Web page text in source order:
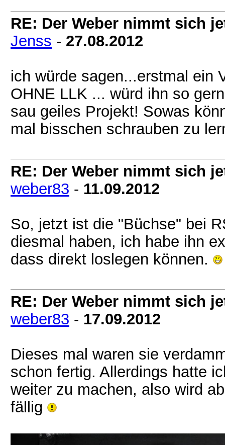
RE: Der Weber nimmt sich
Jenss - 27.08.2012
ich würde sagen...erstmal ein
OHNE LLK ... würd ihn so
sau geiles Projekt! Sowas
mal bisschen schrauben zu
RE: Der Weber nimmt sich
weber83 - 11.09.2012
So, jetzt ist die "Büchse" bei
diesmal haben, ich habe ihn
dass direkt loslegen können.
RE: Der Weber nimmt sich
weber83 - 17.09.2012
Dieses mal waren sie
schon fertig. Allerdings hatte
weiter zu machen, also wird
fällig